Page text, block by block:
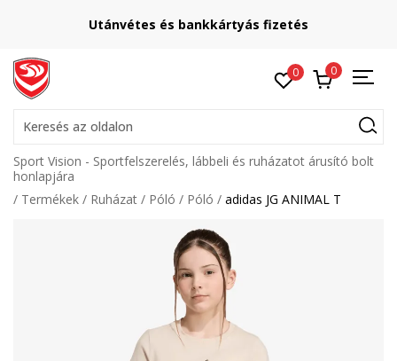
Utánvétes és bankkártyás fizetés
0 0
Keresés az oldalon
Sport Vision - Sportfelszerelés, lábbeli és ruházatot árusító bolt
honlapjára
Termékek
Ruházat Póló Póló adidas JG ANIMAL T